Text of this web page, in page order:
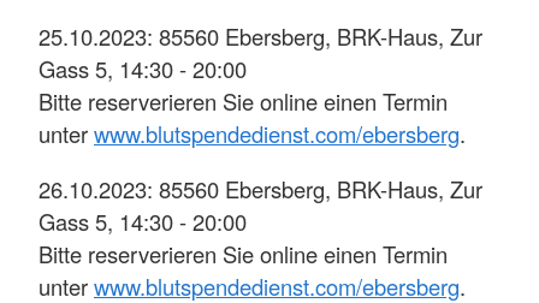
25.10.2023: 85560 Ebersberg, BRK-Haus, Zur
Gass 5, 14:30 - 20:00
Bitte reserverieren Sie online einen Termin
unterwww.blutspendedienst.com/ebersberg.
26.10.2023: 85560 Ebersberg, BRK-Haus, Zur
Gass 5, 14:30 - 20:00
Bitte reserverieren Sie online einen Termin
unterwww.blutspendedienst.com/ebersberg.